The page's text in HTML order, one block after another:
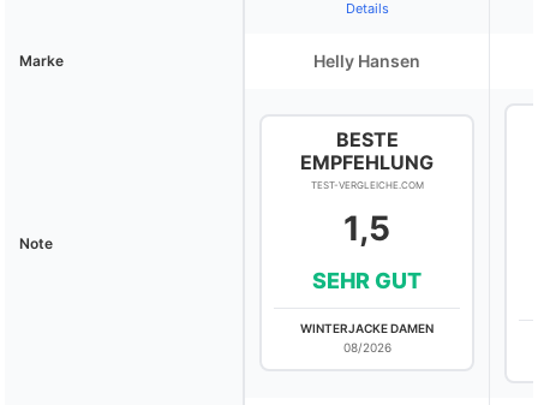
Details
Marke Helly Hansen
Note
BESTE
EMPFEHLUNG
TEST-VERGLEICHE.COM
1,5
SEHR GUT
WINTERJACKE DAMEN
08/2026